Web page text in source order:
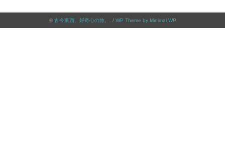
© 古今東西、好奇心の旅。 . / WP Theme by Minimal WP